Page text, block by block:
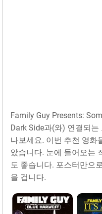
Family Guy Presents:
Dark Side과(와) 연결되
나보세요. 이번 추천 영화
았습니다. 눈에 들어오는
도 좋습니다. 포스터만으
을 겁니다.